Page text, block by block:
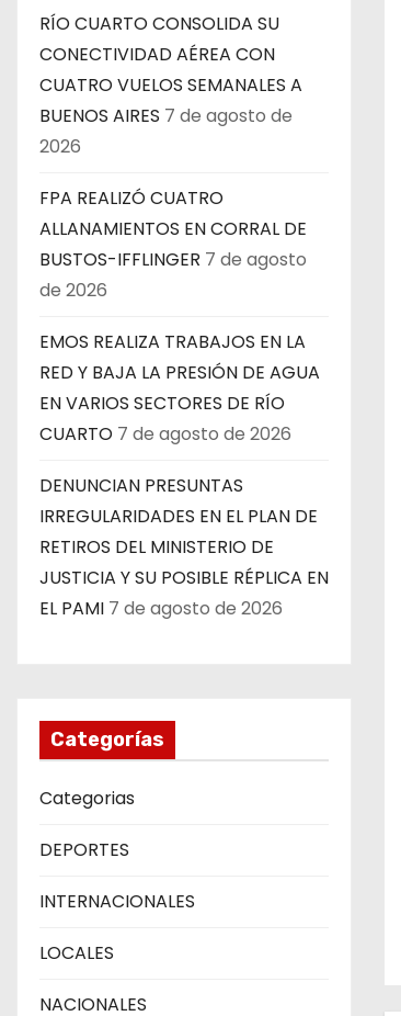
RÍO CUARTO CONSOLIDA SU
CONECTIVIDAD AÉREA CON
CUATRO VUELOS SEMANALES A
BUENOS AIRES 7 de agosto de
2026
FPA REALIZÓ CUATRO
ALLANAMIENTOS EN CORRAL DE
BUSTOS-IFFLINGER 7 de agosto
de 2026
EMOS REALIZA TRABAJOS EN LA
RED Y BAJA LA PRESIÓN DE AGUA
EN VARIOS SECTORES DE RÍO
CUARTO 7 de agosto de 2026
DENUNCIAN PRESUNTAS
IRREGULARIDADES EN EL PLAN DE
RETIROS DEL MINISTERIO DE
JUSTICIA Y SU POSIBLE RÉPLICA EN
EL PAMI 7 de agosto de 2026
Categorías
Categorias
DEPORTES
INTERNACIONALES
LOCALES
NACIONALES